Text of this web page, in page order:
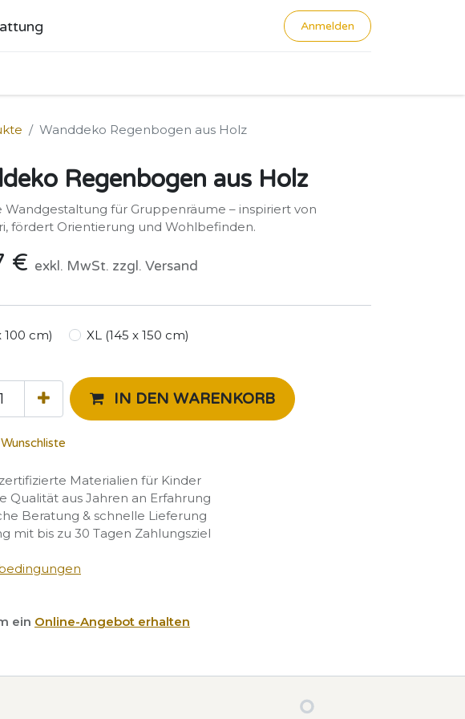
Anmelden
Wanddeko Regenbogen aus Holz
Regenbogen aus Holz
Wandgestaltung für Gruppenräume – inspiriert von
fördert Orientierung und Wohlbefinden.
€ exkl. MwSt. zzgl. Versand
100 cm) XL (145 x 150 cm)
IN DEN WARENKORB
Materialien für Kinder
Qualität aus Jahren an Erfahrung
Beratung & schnelle Lieferung
mit bis zu 30 Tagen Zahlungsziel
ein Online-Angebot erhalten